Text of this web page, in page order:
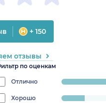
по оценкам
Отлично
progress:
Хорошо
+ 150
отзывы